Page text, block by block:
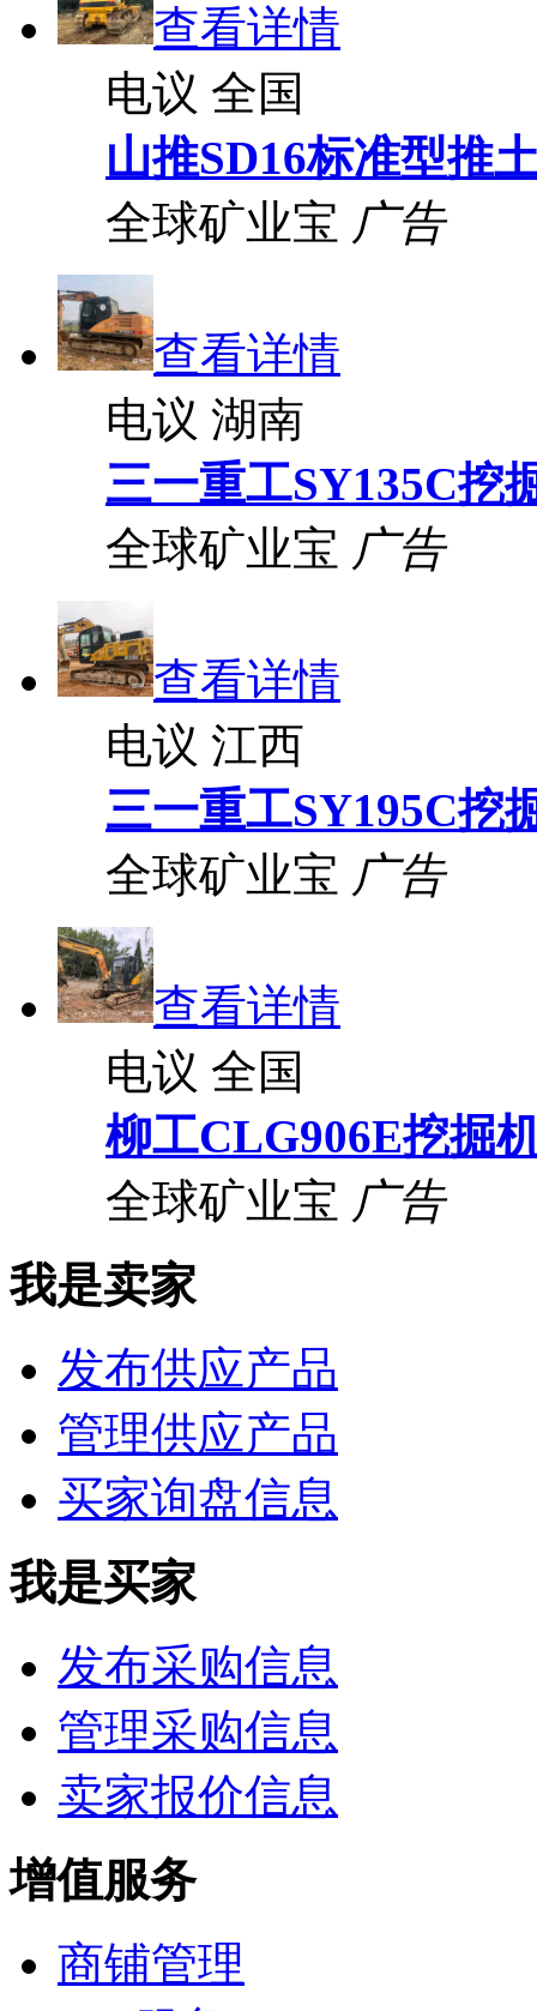
查看详情
电议 全国
山推SD16标准型推
全球矿业宝 广告
查看详情
电议 湖南
三一重工SY135C挖
全球矿业宝 广告
查看详情
电议 江西
三一重工SY195C挖
全球矿业宝 广告
查看详情
电议 全国
柳工CLG906E挖掘
全球矿业宝 广告
我是卖家
发布供应产品
管理供应产品
买家询盘信息
我是买家
发布采购信息
管理采购信息
卖家报价信息
增值服务
商铺管理